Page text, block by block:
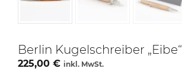
Berlin Kugelschreiber „Eibe“
225,00 € inkl. MwSt.